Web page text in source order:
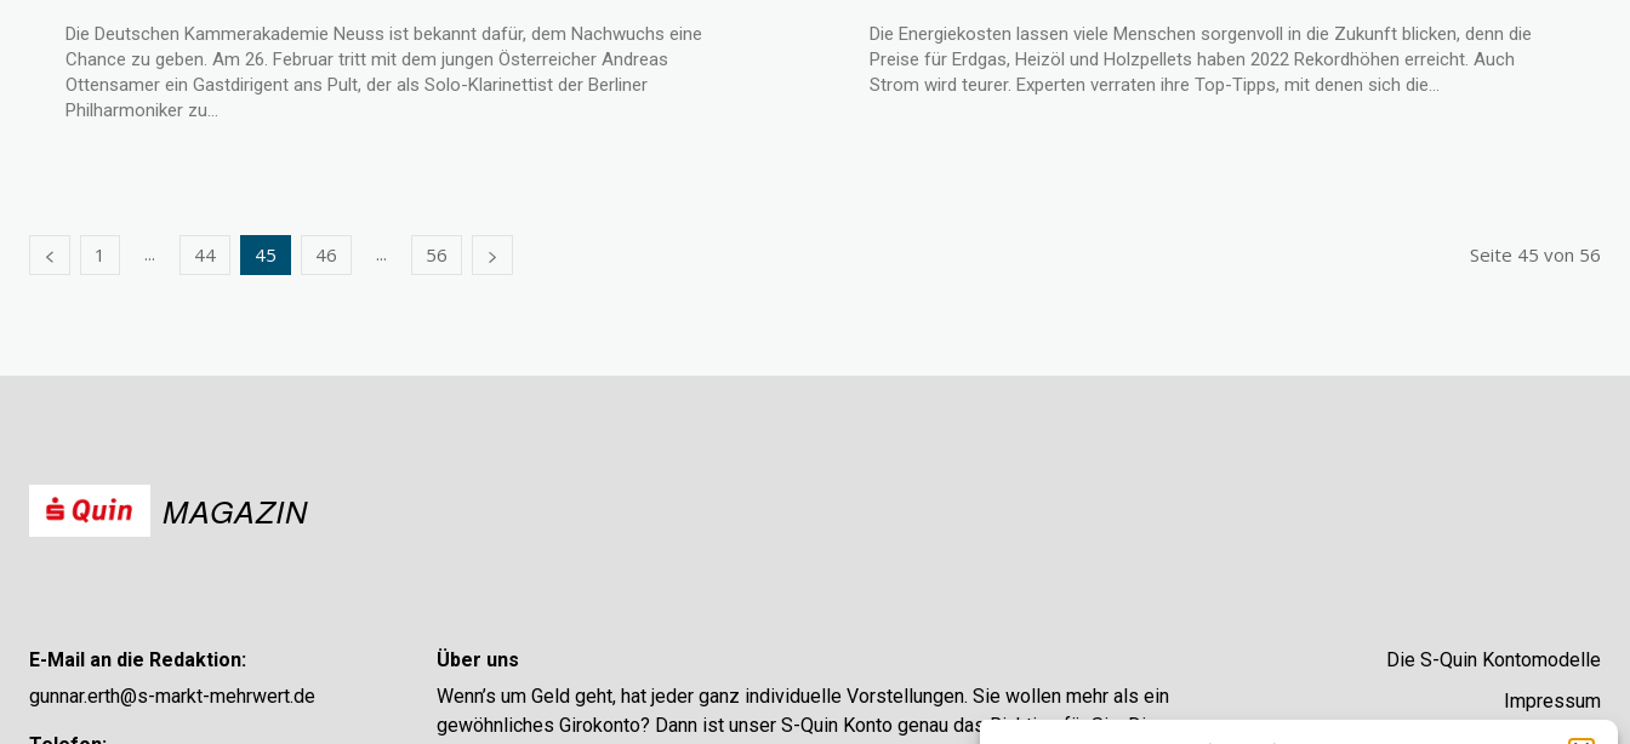
Die Deutschen Kammerakademie Neuss ist bekannt dafür, dem Nachwuchs eine
Chance zu geben. Am 26. Februar tritt mit dem jungen Österreicher Andreas
Ottensamer ein Gastdirigent ans Pult, der als Solo-Klarinettist der Berliner
Philharmoniker zu...
Die Energiekosten lassen viele Menschen sorgenvoll in die Zukunft blicken, denn die
Preise für Erdgas, Heizöl und Holzpellets haben 2022 Rekordhöhen erreicht. Auch
Strom wird teurer. Experten verraten ihre Top-Tipps, mit denen sich die...
1 ... 44 45 46 ... 56 Seite 45 von 56
MAGAZIN
E-Mail an die Redaktion:
gunnar.erth@s-markt-mehrwert.de
Über uns
Wenn’s um Geld geht, hat jeder ganz individuelle Vorstellungen. Sie wollen mehr als ein
gewöhnliches Girokonto? Dann ist unser S-Quin Konto genau das Richtige für Sie. Die
Die S-Quin Kontomodelle
Impressum